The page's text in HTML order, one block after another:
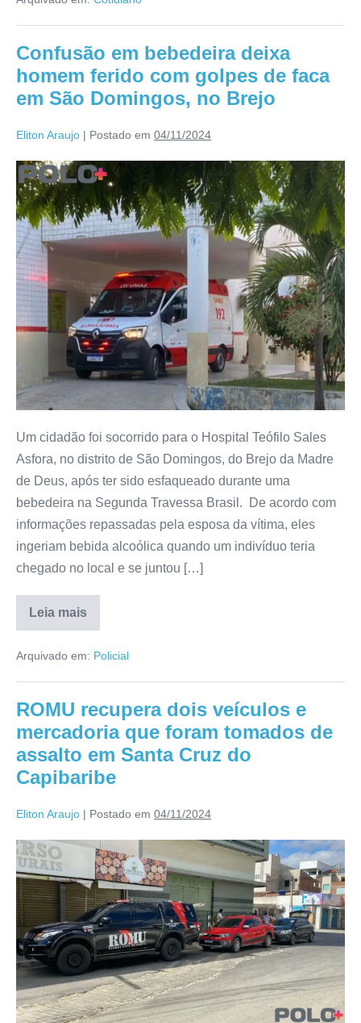
Confusão em bebedeira deixa
homem ferido com golpes de faca
em São Domingos, no Brejo
Eliton Araujo | Postado em 04/11/2024
Um cidadão foi socorrido para o Hospital Teófilo Sales
Asfora, no distrito de São Domingos, do Brejo da Madre
de Deus, após ter sido esfaqueado durante uma
bebedeira na Segunda Travessa Brasil. De acordo com
informações repassadas pela esposa da vítima, eles
ingeriam bebida alcoólica quando um indivíduo teria
chegado no local e se juntou […]
Leia mais
Arquivado em: Policial
ROMU recupera dois veículos e
mercadoria que foram tomados de
assalto em Santa Cruz do
Capibaribe
Eliton Araujo | Postado em 04/11/2024